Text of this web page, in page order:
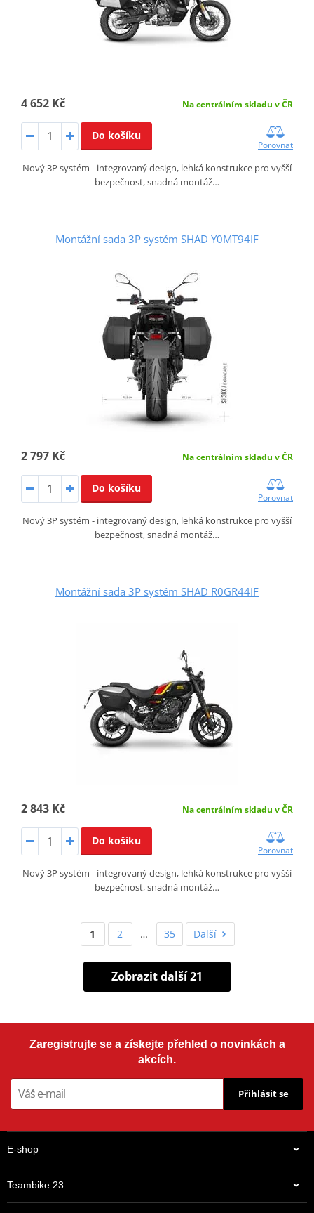
4 652 Kč Na centrálním skladu v ČR
Do košíku
Porovnat
Nový 3P systém - integrovaný design, lehká konstrukce pro vyšší
bezpečnost, snadná montáž…
Montážní sada 3P systém SHAD Y0MT94IF
2 797 Kč Na centrálním skladu v ČR
Do košíku
Porovnat
Nový 3P systém - integrovaný design, lehká konstrukce pro vyšší
bezpečnost, snadná montáž…
Montážní sada 3P systém SHAD R0GR44IF
2 843 Kč Na centrálním skladu v ČR
Do košíku
Porovnat
Nový 3P systém - integrovaný design, lehká konstrukce pro vyšší
bezpečnost, snadná montáž…
1 2 … 35 Další
Zobrazit další 21
Zaregistrujte se a získejte přehled o novinkách a
akcích.
Přihlásit se
E-shop
Teambike 23